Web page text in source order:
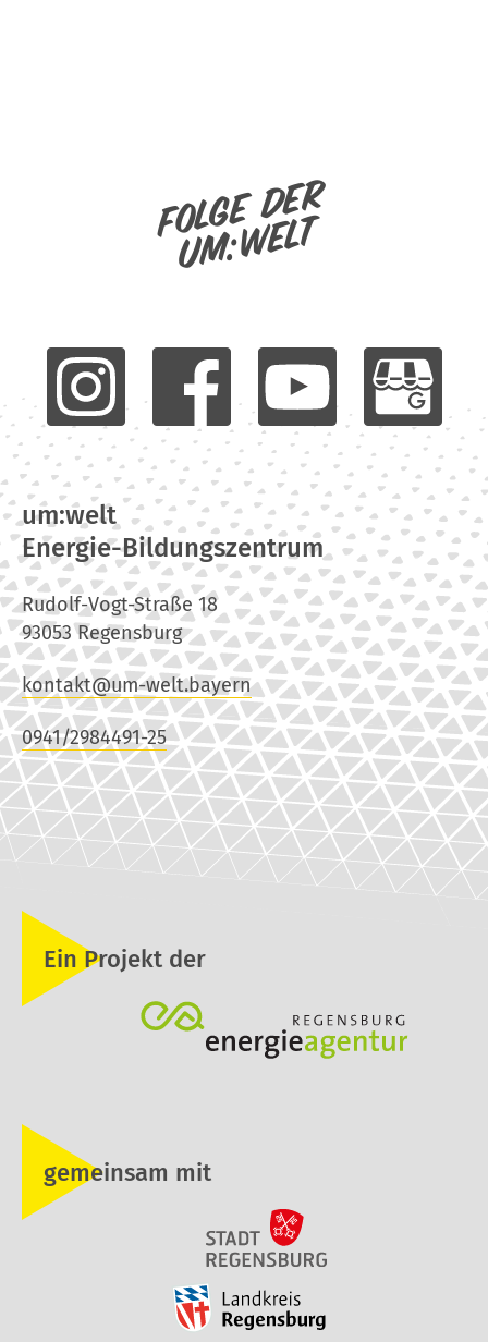
Folge der
um:welt
um:welt
Energie-Bildungszentrum
Rudolf-Vogt-Straße 18
93053 Regensburg
kontakt@um-welt.bayern
0941/2984491-25
Ein Projekt der
gemeinsam mit